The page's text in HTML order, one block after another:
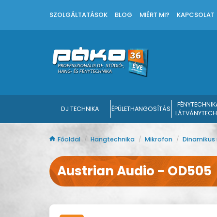
SZOLGÁLTATÁSOK BLOG MIÉRT MI? KAPCSOLAT
DJ TECHNIKA ÉPÜLETHANGOSÍTÁS
Főoldal / Hangtechnika / Mikrofon /
Austrian Audio - OD505